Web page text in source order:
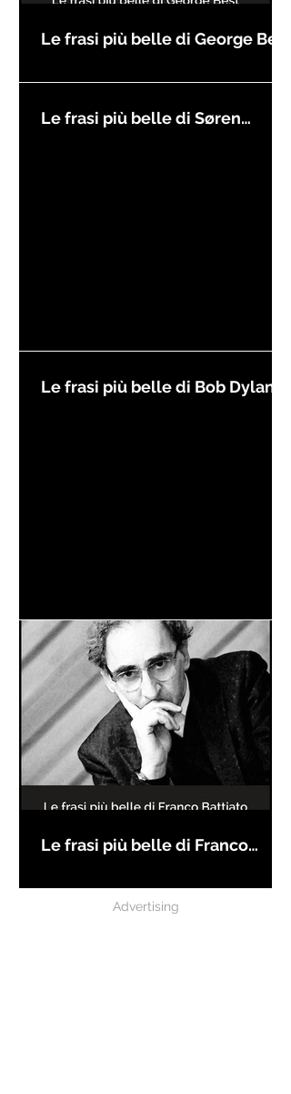
Le frasi più belle di George Best
Le frasi più belle di Søren
Le frasi più belle di Bob Dylan
Le frasi più belle di Franco
Advertising